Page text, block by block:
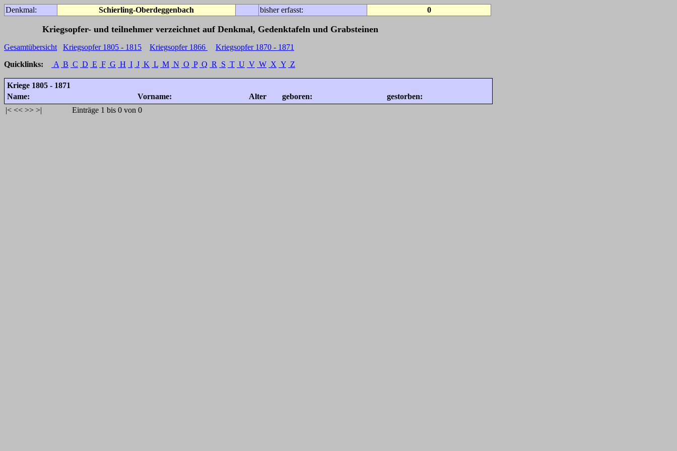
Denkmal: Schierling-Oberdeggenbach bisher erfasst: 0
Kriegsopfer- und teilnehmer verzeichnet auf Denkmal, Gedenktafeln und Grabsteinen
Gesamtübersicht Kriegsopfer 1805 - 1815 Kriegsopfer 1866
Kriegsopfer 1870 - 1871
Quicklinks:
A B C D E F G H I J K L M N O P Q R S T U V W X Y Z
Kriege 1805 - 1871
Name:
Vorname: Alter geboren:
gestorben:
|< << >> >| Einträge 1 bis 0 von 0